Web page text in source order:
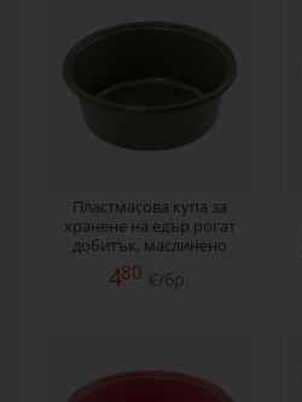
Пластмасова купа за
хранене на едър рогат
добитък, маслинено
зелена, 6 литра
480 €/бр.